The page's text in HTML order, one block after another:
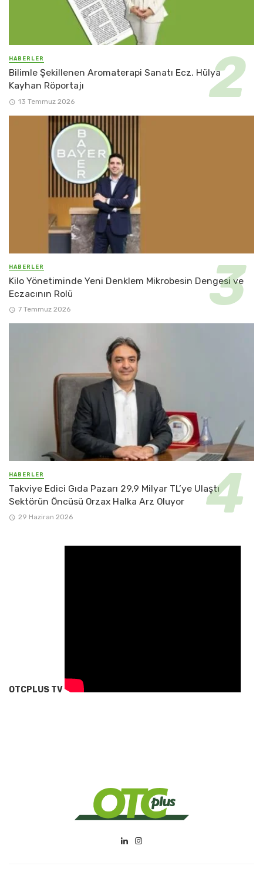
HABERLER
Bilimle Şekillenen Aromaterapi Sanatı Ecz. Hülya
Kayhan Röportajı
13 Temmuz 2026
HABERLER
Kilo Yönetiminde Yeni Denklem Mikrobesin Dengesi ve
Eczacının Rolü
7 Temmuz 2026
HABERLER
Takviye Edici Gıda Pazarı 29,9 Milyar TL’ye Ulaştı
Sektörün Öncüsü Orzax Halka Arz Oluyor
29 Haziran 2026
OTCPLUS TV